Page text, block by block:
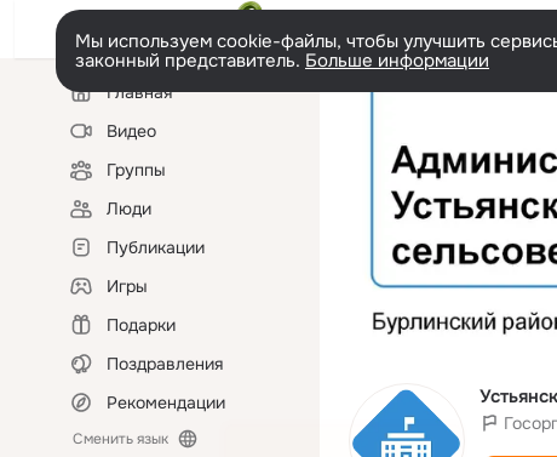
Мы используем cookie-файлы, чтобы улучшить
законный представитель. Больше информации
Левая
колонкаГлавная
Видео
Группы
Люди
Публикации
Игры
Подарки
Поздравления
Рекомендации
Сменить язык